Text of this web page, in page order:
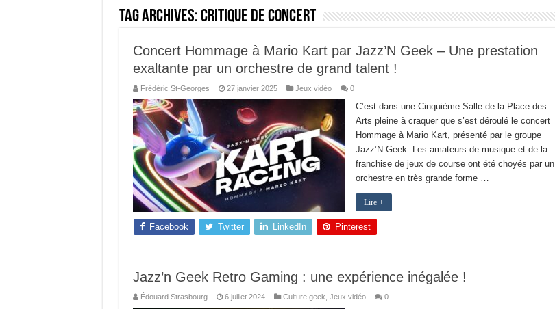
Tag Archives:Critique de concert
Concert Hommage à Mario Kart par Jazz’N Geek – Une prestation
exaltante par un orchestre de grand talent !
Frédéric St-Georges 27 janvier 2025 Jeux vidéo 0
C’est dans une Cinquième Salle de la Place des
Arts pleine à craquer que s’est déroulé le concert
Hommage à Mario Kart, présenté par le groupe
Jazz’N Geek. Les amateurs de musique et de la
franchise de jeux de course ont été choyés par un
orchestre en très grande forme …
Lire +
Facebook Twitter LinkedIn Pinterest
Jazz’n Geek Retro Gaming : une expérience inégalée !
Édouard Strasbourg 6 juillet 2024 Culture geek Jeux vidéo 0